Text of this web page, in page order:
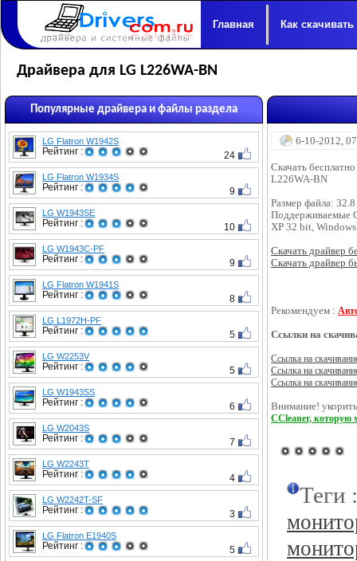
Главная Как скачивать
Драйвера для LG L226WA-BN
Популярные драйвера и файлы раздела
LG Flatron W1942S
Рейтинг : 24
LG Flatron W1934S
Рейтинг : 9
LG W1943SE
Рейтинг : 10
LG W1943C-PF
Рейтинг : 9
LG Flatron W1941S
Рейтинг : 8
LG L1972H-PF
Рейтинг : 5
LG W2253V
Рейтинг : 5
LG W1943SS
Рейтинг : 6
LG W2043S
Рейтинг : 7
LG W2243T
Рейтинг : 4
LG W2242T-SF
Рейтинг : 3
LG Flatron E1940S
Рейтинг : 5
6-10-2012,
Скачать
L226WA-BN
Размер файла:
Поддерживаемые
XP 32 bit,
Скачать драйвер
Скачать драйвер
Рекомендуем :
Ссылки на
Ссылка на
Ссылка на
Ссылка на
Внимание!
CCleaner, которую
Теги